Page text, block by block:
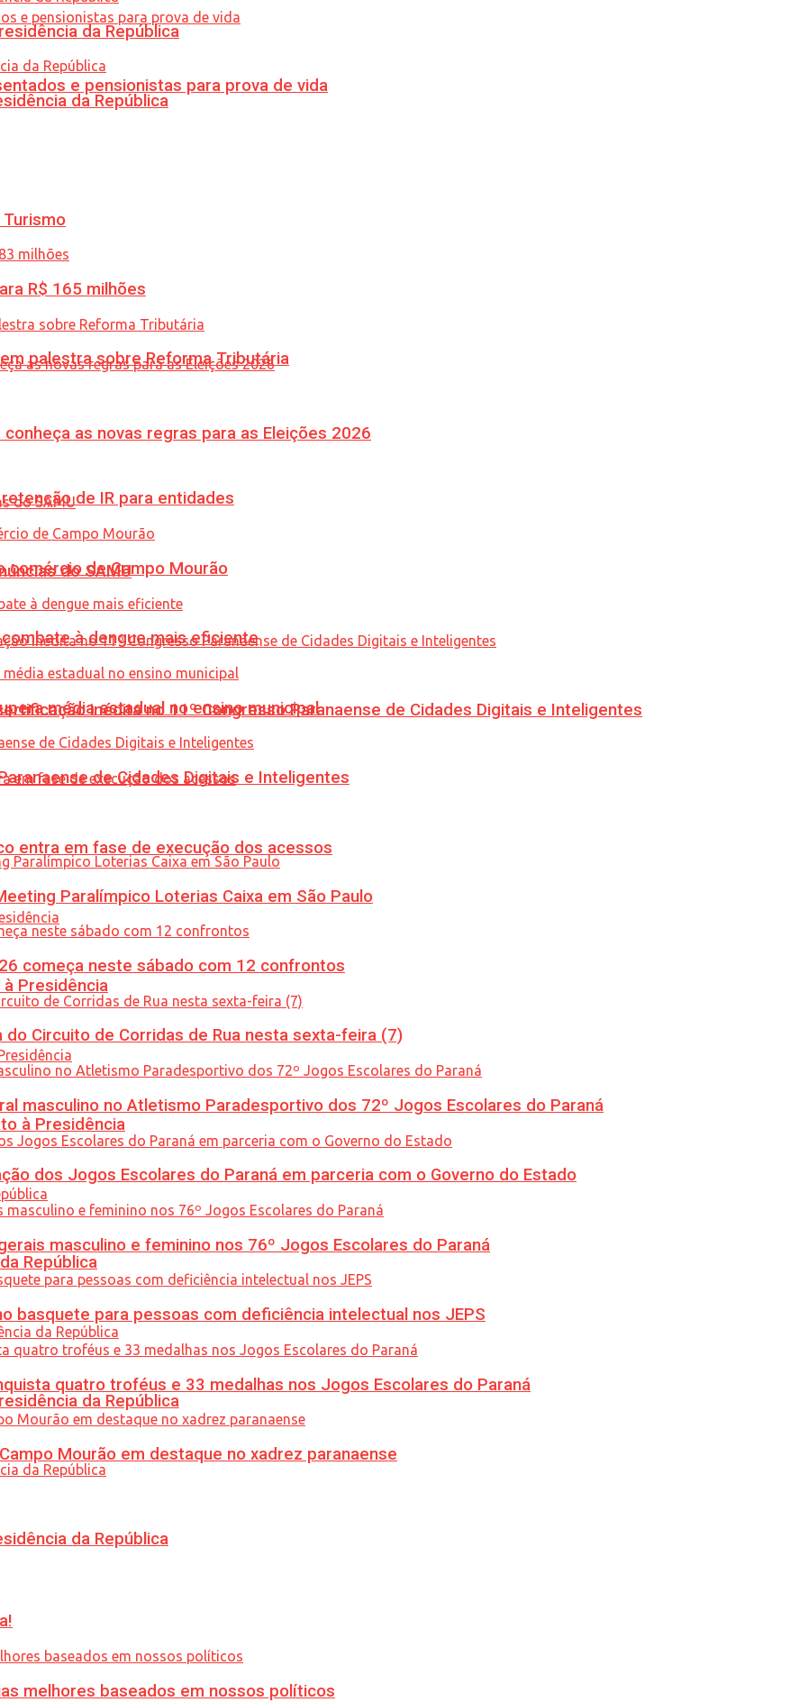
e pensionistas para prova de vida
as novas regras para as Eleições 2026
do SAMU
inédita no 11º Congresso Paranaense de Cidades Digitais e Inteligentes
entra em fase de execução dos acessos
Presidência
à Presidência
República
da República
da República
da República
da República
R$ 165 milhões
palestra sobre Reforma Tributária
de IR para entidades
comércio de Campo Mourão
à dengue mais eficiente
média estadual no ensino municipal
de Cidades Digitais e Inteligentes
Paralímpico Loterias Caixa em São Paulo
começa neste sábado com 12 confrontos
Circuito de Corridas de Rua nesta sexta-feira (7)
masculino no Atletismo Paradesportivo dos 72º Jogos Escolares do Paraná
dos Jogos Escolares do Paraná em parceria com o Governo do Estado
masculino e feminino nos 76º Jogos Escolares do Paraná
basquete para pessoas com deficiência intelectual nos JEPS
quatro troféus e 33 medalhas nos Jogos Escolares do Paraná
Mourão em destaque no xadrez paranaense
melhores baseados em nossos políticos